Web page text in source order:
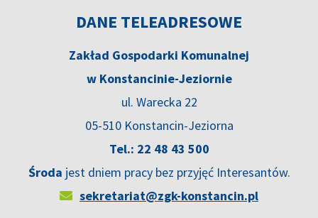
DANE TELEADRESOWE
Zakład Gospodarki Komunalnej
w Konstancinie-Jeziornie
ul. Warecka 22
05-510 Konstancin-Jeziorna
Tel.: 22 48 43 500
Środa jest dniem pracy bez przyjęć Interesantów.
sekretariat@zgk-konstancin.pl